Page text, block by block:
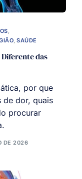
,
,SAÚDE
das
por que
de dor, quais
procurar
DE 2026